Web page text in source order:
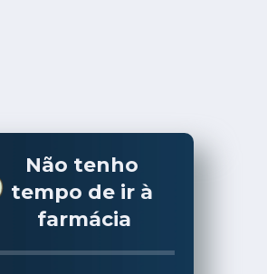
Não tenho
tempo de ir à
farmácia